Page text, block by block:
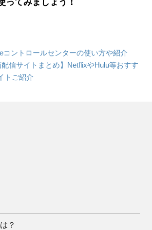
ってみましょう！
コントロールセンターの使い方や紹介
信サイトまとめ】NetflixやHulu等おすす
トご紹介
？